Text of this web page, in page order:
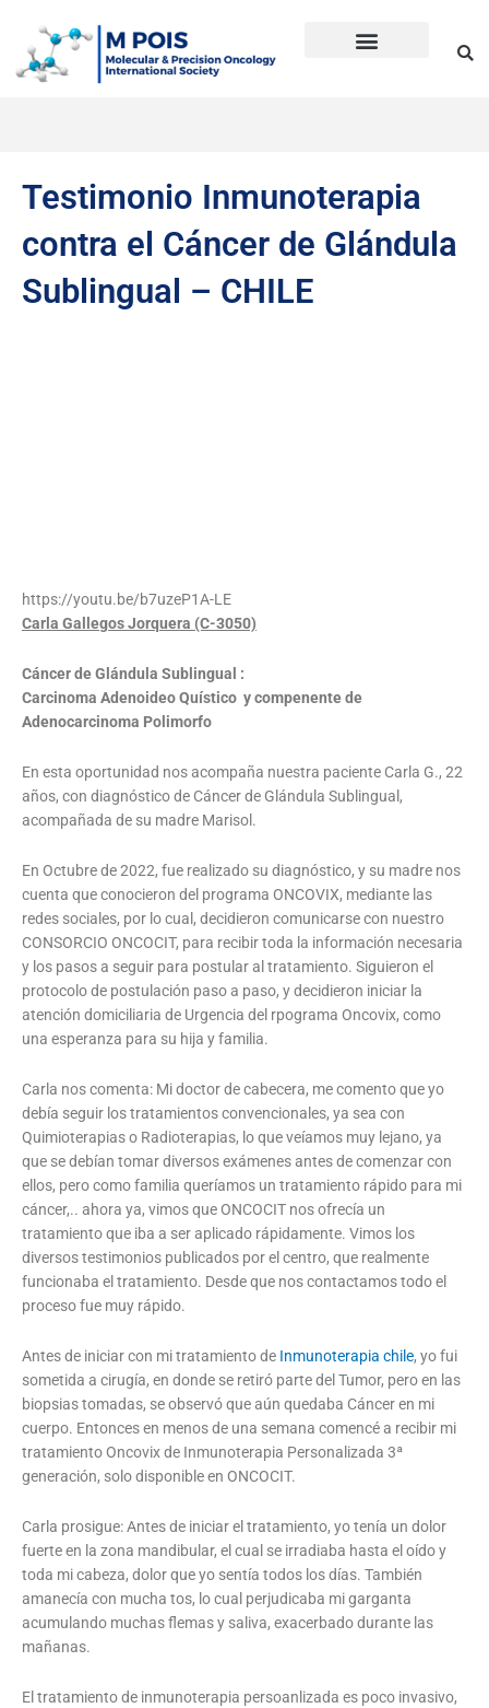
contenido
Testimonio Inmunoterapia
contra el Cáncer de Glándula
Sublingual – CHILE
https://youtu.be/b7uzeP1A-LE
Carla Gallegos Jorquera (C-3050)
Cáncer de Glándula Sublingual :
Carcinoma Adenoideo Quístico y compenente de
Adenocarcinoma Polimorfo
En esta oportunidad nos acompaña nuestra paciente Carla G., 22
años, con diagnóstico de Cáncer de Glándula Sublingual,
acompañada de su madre Marisol.
En Octubre de 2022, fue realizado su diagnóstico, y su madre nos
cuenta que conocieron del programa ONCOVIX, mediante las
redes sociales, por lo cual, decidieron comunicarse con nuestro
CONSORCIO ONCOCIT, para recibir toda la información necesaria
y los pasos a seguir para postular al tratamiento. Siguieron el
protocolo de postulación paso a paso, y decidieron iniciar la
atención domiciliaria de Urgencia del rpograma Oncovix, como
una esperanza para su hija y familia.
Carla nos comenta: Mi doctor de cabecera, me comento que yo
debía seguir los tratamientos convencionales, ya sea con
Quimioterapias o Radioterapias, lo que veíamos muy lejano, ya
que se debían tomar diversos exámenes antes de comenzar con
ellos, pero como familia queríamos un tratamiento rápido para mi
cáncer,.. ahora ya, vimos que ONCOCIT nos ofrecía un
tratamiento que iba a ser aplicado rápidamente. Vimos los
diversos testimonios publicados por el centro, que realmente
funcionaba el tratamiento. Desde que nos contactamos todo el
proceso fue muy rápido.
Antes de iniciar con mi tratamiento de Inmunoterapia chile, yo fui
sometida a cirugía, en donde se retiró parte del Tumor, pero en las
biopsias tomadas, se observó que aún quedaba Cáncer en mi
cuerpo. Entonces en menos de una semana comencé a recibir mi
tratamiento Oncovix de Inmunoterapia Personalizada 3ª
generación, solo disponible en ONCOCIT.
Carla prosigue: Antes de iniciar el tratamiento, yo tenía un dolor
fuerte en la zona mandibular, el cual se irradiaba hasta el oído y
toda mi cabeza, dolor que yo sentía todos los días. También
amanecía con mucha tos, lo cual perjudicaba mi garganta
acumulando muchas flemas y saliva, exacerbado durante las
mañanas.
El tratamiento de inmunoterapia persoanlizada es poco invasivo,